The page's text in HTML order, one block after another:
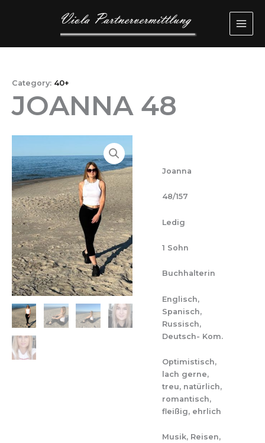
Category: 40+
JOANNA 48
Joanna
48/157
Ledig
1 Sohn
Buchhalterin
Englisch,
Spanisch,
Russisch,
Deutsch- Kom.
Optimistisch,
lach gerne,
treu, natürlich,
romantisch,
fleißig, ehrlich
Musik, Reisen,